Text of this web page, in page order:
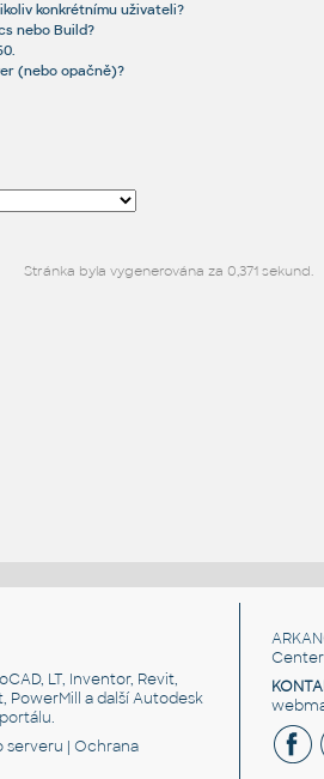
konkrétnímu uživateli?
nebo Build?
(nebo opačně)?
Stránka byla vygenerována za 0,371 sekund.
LT, Inventor, Revit,
PowerMill a další Autodesk
.
serveru |Ochrana